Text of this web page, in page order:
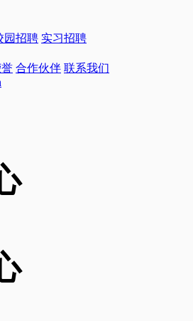
园招聘 实习招聘
合作伙伴 联系我们